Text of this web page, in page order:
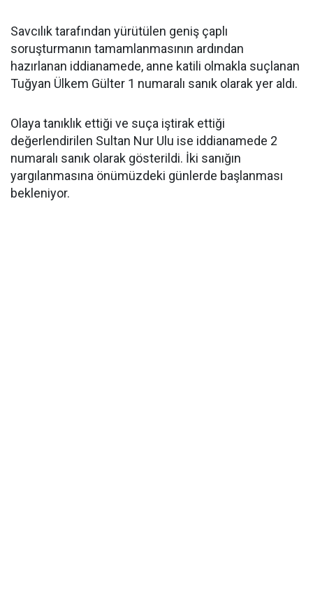
Savcılık tarafından yürütülen geniş çaplı
soruşturmanın tamamlanmasının ardından
hazırlanan iddianamede, anne katili olmakla suçlanan
Tuğyan Ülkem Gülter 1 numaralı sanık olarak yer aldı.
Olaya tanıklık ettiği ve suça iştirak ettiği
değerlendirilen Sultan Nur Ulu ise iddianamede 2
numaralı sanık olarak gösterildi. İki sanığın
yargılanmasına önümüzdeki günlerde başlanması
bekleniyor.